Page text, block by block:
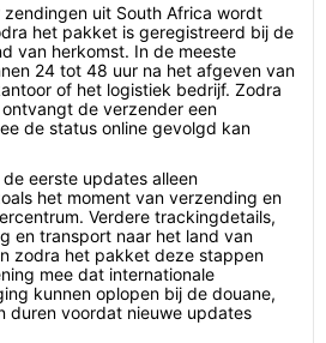
uit South Africa wordt
het pakket is geregistreerd bij de
van herkomst. In de meeste
24 tot 48 uur na het afgeven van
of het logistiek bedrijf. Zodra
de verzender een
de status online gevolgd kan
eerste updates alleen
het moment van verzending en
Verdere trackingdetails,
en transport naar het land van
zodra het pakket deze stappen
mee dat internationale
kunnen oplopen bij de douane,
duren voordat nieuwe updates